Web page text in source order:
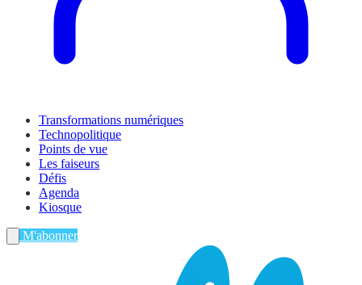
Transformations numériques
Technopolitique
Points de vue
Les faiseurs
Défis
Agenda
Kiosque
M'abonner